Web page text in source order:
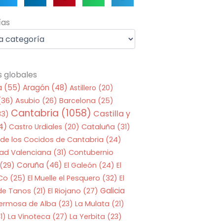
globales
(55) Aragón (48) Astillero (20)
Asubio (26) Barcelona (25)
Cantabria (1058) Castilla y
Castro Urdiales (20) Cataluña (31)
los Cocidos de Cantabria (24)
Valenciana (31) Contubernio
(29) Coruña (46) El Galeón (24) El
(25) El Muelle el Pesquero (32) El
Tanos (21) El Riojano (27) Galicia
de Alba (23) La Mulata (21)
La Vinoteca (27) La Yerbita (23)